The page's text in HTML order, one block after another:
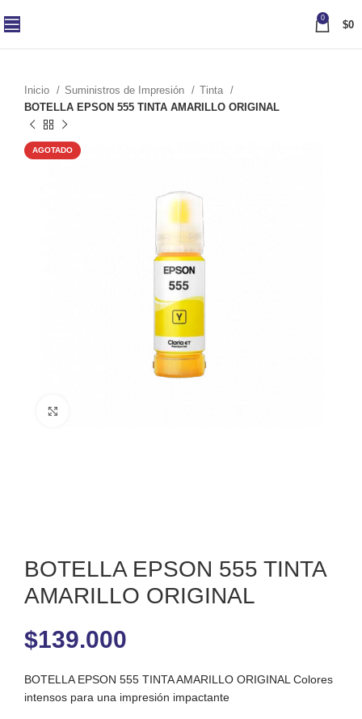
0
$0
Inicio Suministros de Impresión
Tinta
BOTELLA EPSON 555 TINTA AMARILLO ORIGINAL
AGOTADO
BOTELLA EPSON 555 TINTA
AMARILLO ORIGINAL
$139.000
BOTELLA EPSON 555 TINTA AMARILLO ORIGINAL Colores
intensos para una impresión impactante